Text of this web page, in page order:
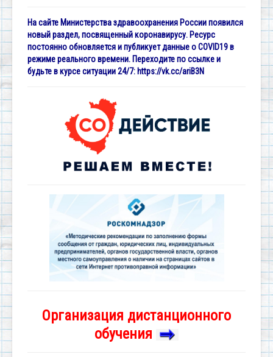
На сайте Министерства здравоохранения России появился
новый раздел, посвященный коронавирусу. Ресурс
постоянно обновляется и публикует данные о COVID19 в
режиме реального времени. Переходите по ссылке и
будьте в курсе ситуации 24/7: https://vk.cc/ariB3N
Организация дистанционного
обучения